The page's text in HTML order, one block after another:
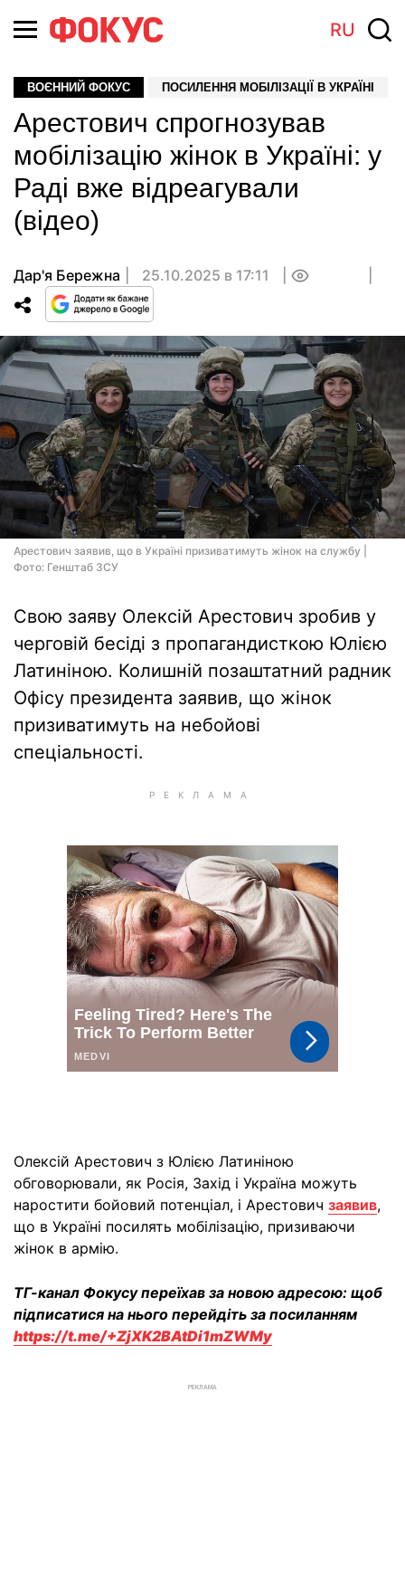
RU
ВОЄННИЙ ФОКУС ПОСИЛЕННЯ МОБІЛІЗАЦІЇ В УКРАЇНІ
Арестович спрогнозував
мобілізацію жінок в Україні: у
Раді вже відреагували
(відео)
Дар'я Бережна 25.10.2025 в 17:11
Арестович заявив, що в Україні призиватимуть жінок на службу |
Фото: Генштаб ЗСУ
Свою заяву Олексій Арестович зробив у
черговій бесіді з пропагандисткою Юлією
Латиніною. Колишній позаштатний радник
Офісу президента заявив, що жінок
призиватимуть на небойові
спеціальності.
Олексій Арестович з Юлією Латиніною
обговорювали, як Росія, Захід і Україна можуть
наростити бойовий потенціал, і Арестович заявив,
що в Україні посилять мобілізацію, призиваючи
жінок в армію.
ТГ-канал Фокусу переїхав за новою адресою: щоб
підписатися на нього перейдіть за посиланням
https://t.me/+ZjXK2BAtDi1mZWMy
РЕКЛАМА